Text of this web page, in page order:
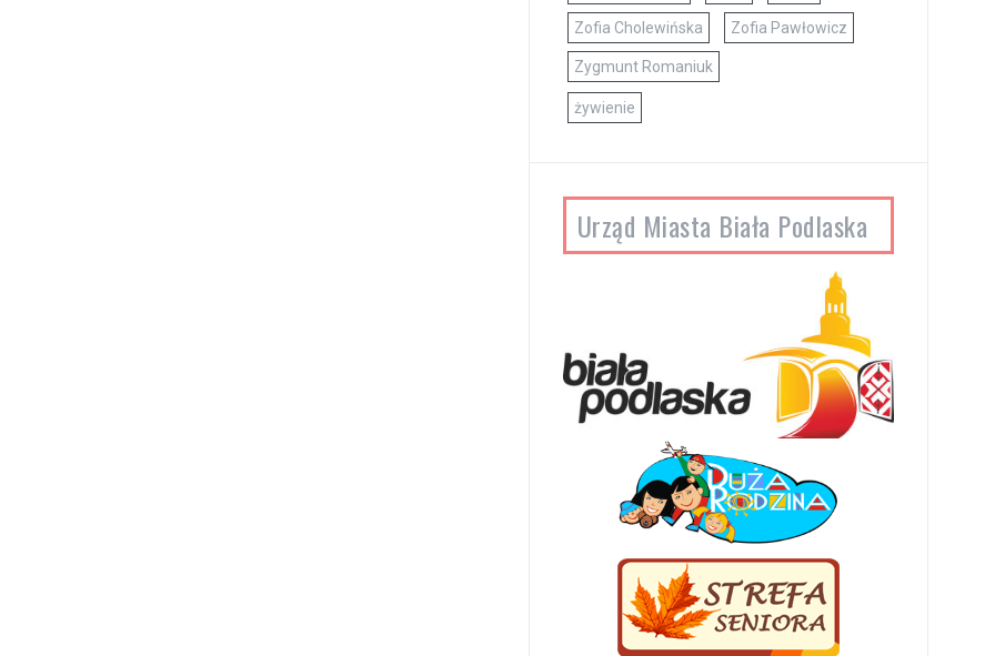
Zofia Cholewińska Zofia Pawłowicz
Zygmunt Romaniuk
żywienie
Urząd Miasta Biała Podlaska